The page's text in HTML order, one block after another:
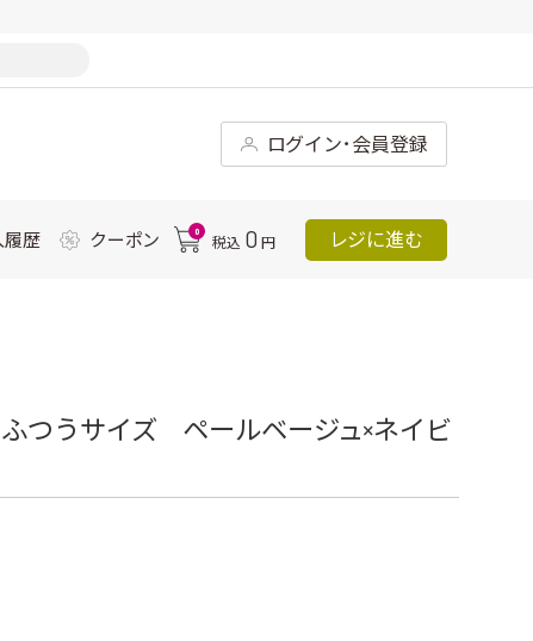
ログイン･会員登録
履歴 クーポン 0
税込 0 円 レジに進む
うサイズ ペールベージュ×ネイビ